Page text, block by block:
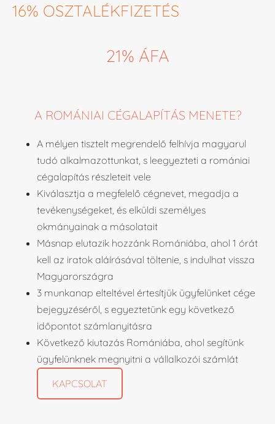
16% OSZTALÉKFIZETÉS
21% ÁFA
A ROMÁNIAI CÉGALAPÍTÁS MENETE?
A mélyen tisztelt megrendelő felhívja magyarul
tudó alkalmazottunkat, s leegyezteti a romániai
cégalapítás részleteit vele
Kiválasztja a megfelelő cégnevet, megadja a
tevékenységeket, és elküldi személyes
okmányainak a másolatait
Másnap elutazik hozzánk Romániába, ahol 1 órát
kell az iratok aláírásával töltenie, s indulhat vissza
Magyarországra
3 munkanap elteltével értesítjük ügyfelünket cége
bejegyzéséről, s egyeztetünk egy következő
időpontot számlanyitásra
Következő kiutazás Romániába, ahol segítünk
ügyfelünknek megnyitni a vállalkozói számlát
KAPCSOLAT